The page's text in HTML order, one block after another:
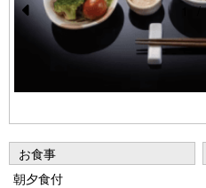
Pr
vi
u
s
1 /
お食事
朝夕食付